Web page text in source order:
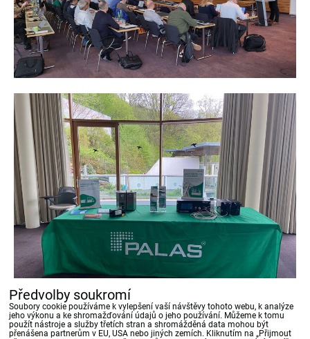
FacebookTwitter BlueskyPinterestReddit LinkedInWhatsApp
E-
Předvolby soukromí
Soubory cookie používáme k vylepšení vaší návštěvy tohoto webu, k analýze
jeho výkonu a ke shromažďování údajů o jeho používání. Můžeme k tomu
použít nástroje a služby třetích stran a shromážděná data mohou být
přenášena partnerům v EU, USA nebo jiných zemích. Kliknutím na „Přijmout